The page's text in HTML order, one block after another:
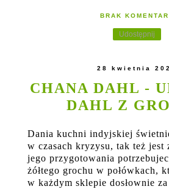
BRAK
Udostępnij
28 kwietnia
CHANA DAHL -
DAHL Z
Dania kuchni indyjskiej
w czasach kryzysu, tak też jest
jego przygotowania
żółtego grochu w połówkach,
w każdym sklepie dosłownie za